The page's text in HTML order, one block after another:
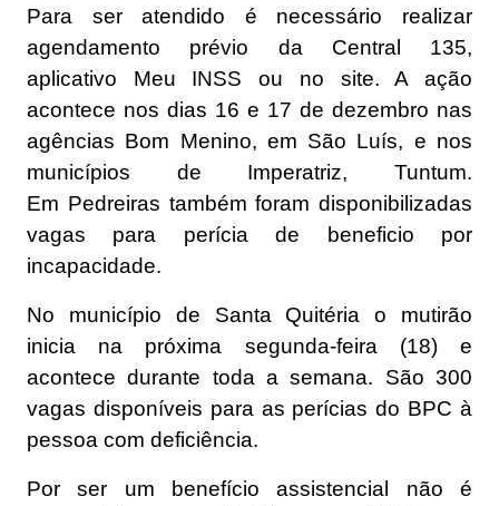
Para ser atendido é necessário realizar
agendamento prévio da Central 135,
aplicativo Meu INSS ou no site. A ação
acontece nos dias 16 e 17 de dezembro nas
agências Bom Menino, em São Luís, e nos
municípios de Imperatriz,Tuntum.
Em Pedreiras também foram disponibilizadas
vagas para perícia de beneficio por
incapacidade.
No município de Santa Quitéria o mutirão
inicia na próxima segunda-feira (18) e
acontece durante toda a semana. São 300
vagas disponíveis para as perícias do BPC à
pessoa com deficiência.
Por ser um benefício assistencial não é